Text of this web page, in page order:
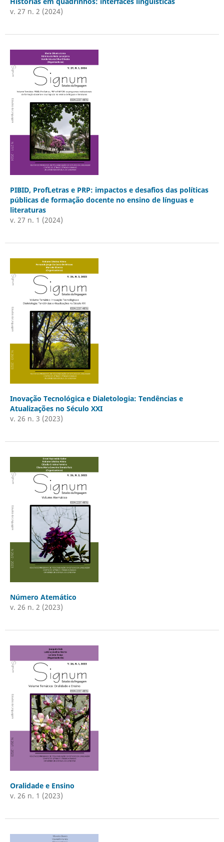
v. 27 n. 2 (2024)
PIBID, ProfLetras e PRP: impactos e desafios das políticas
públicas de formação docente no ensino de línguas e
literaturas
v. 27 n. 1 (2024)
Inovação Tecnológica e Dialetologia: Tendências e
Atualizações no Século XXI
v. 26 n. 3 (2023)
Número Atemático
v. 26 n. 2 (2023)
Oralidade e Ensino
v. 26 n. 1 (2023)